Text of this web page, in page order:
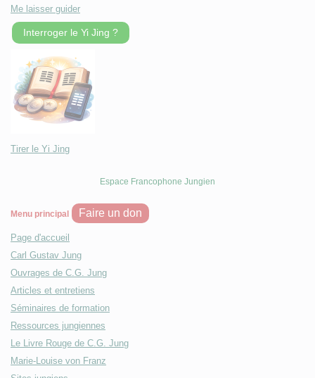
Me laisser guider
Interroger le Yi Jing ?
Tirer le Yi Jing
Espace Francophone Jungien
Menu principal Faire un don
Page d'accueil
Carl Gustav Jung
Ouvrages de C.G. Jung
Articles et entretiens
Séminaires de formation
Ressources jungiennes
Le Livre Rouge de C.G. Jung
Marie-Louise von Franz